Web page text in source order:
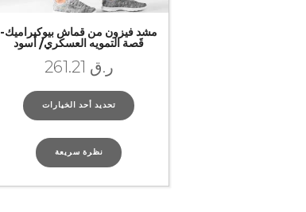
مشد فيزون من قماش بيوكيراميك-
قَصة التمويه العسكري/ أسود
ر.ق
تحديد أحد الخيارات
نظرة سريعة